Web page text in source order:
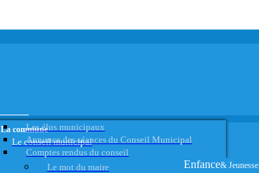
La commune
Le conseil municipal
Les élus municipaux
Annonce des séances du Conseil Municipal
Comptes rendus du conseil
Le mot du maire
Enfance& Jeunesse